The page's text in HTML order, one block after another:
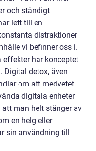
och ständigt
lett till en
distraktioner
vi befinner oss i.
effekter har konceptet
Digital detox, även
om att medvetet
digitala enheter
man helt stänger av
en helg eller
sin användning till